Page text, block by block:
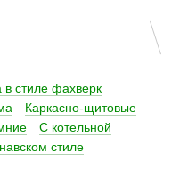
в стиле фахверк
Каркасно-щитовые
С котельной
стиле